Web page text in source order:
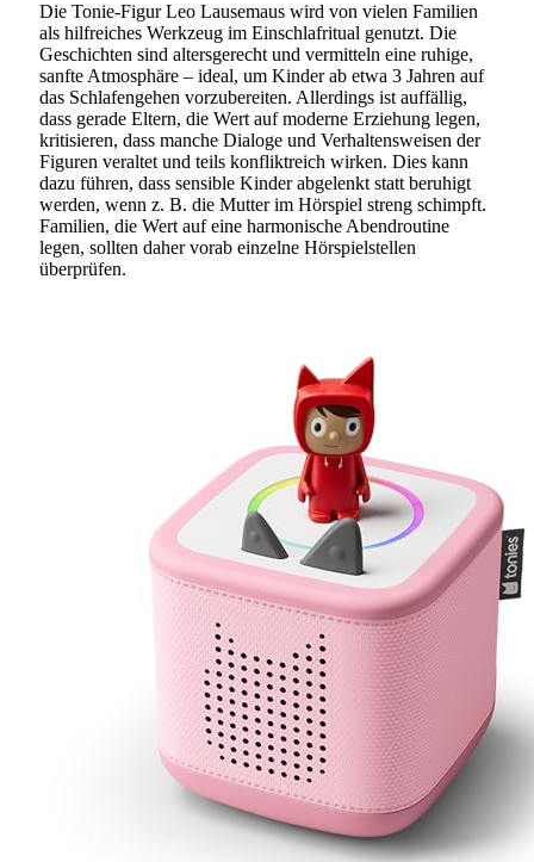
Die Tonie-Figur Leo Lausemaus wird von vielen Familien
als hilfreiches Werkzeug im Einschlafritual genutzt. Die
Geschichten sind altersgerecht und vermitteln eine ruhige,
sanfte Atmosphäre – ideal, um Kinder ab etwa 3 Jahren auf
das Schlafengehen vorzubereiten. Allerdings ist auffällig,
dass gerade Eltern, die Wert auf moderne Erziehung legen,
kritisieren, dass manche Dialoge und Verhaltensweisen der
Figuren veraltet und teils konfliktreich wirken. Dies kann
dazu führen, dass sensible Kinder abgelenkt statt beruhigt
werden, wenn z. B. die Mutter im Hörspiel streng schimpft.
Familien, die Wert auf eine harmonische Abendroutine
legen, sollten daher vorab einzelne Hörspielstellen
überprüfen.